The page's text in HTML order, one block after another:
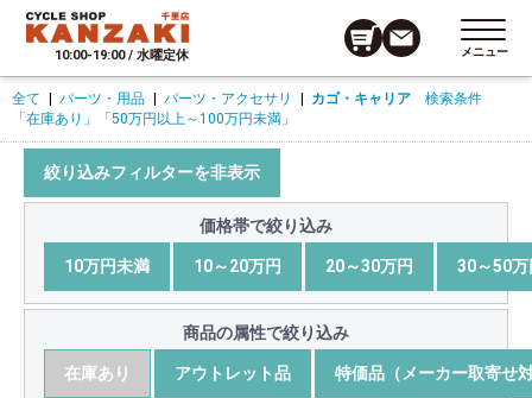
10:00-19:00 / 水曜定休 メニュー
全て パーツ・用品 パーツ・アクセサリ カゴ・キャリア 検索条件
「在庫あり」
「50万円以上～100万円未満」
絞り込みフィルターを非表示
価格帯で絞り込み
10万円未満 10～20万円 20～30万円 30～50万
商品の属性で絞り込み
在庫あり アウトレット品 特価品（メーカー取寄せ